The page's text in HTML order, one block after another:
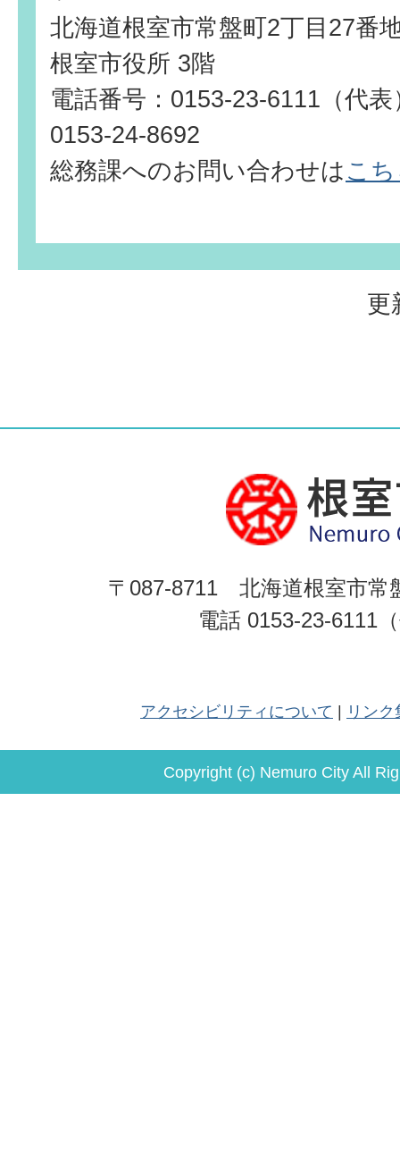
北海道根室市常盤町2丁目27番
根室市役所 3階
電話番号：0153-23-6111（代
0153-24-8692
総務課へのお問い合わせはこ
更
〒087-8711 北海道根室市常
電話 0153-23-6111
アクセシビリティについて リンク
Copyright (c) Nemuro City All